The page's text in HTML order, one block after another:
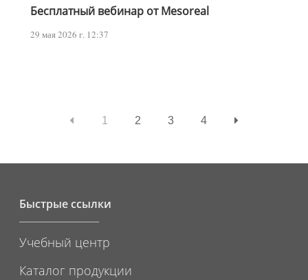
Бесплатный вебинар от Mesoreal
29 мая 2026 г. 12:37
1 2 3 4
Быстрые ссылки
Учебный центр
Каталог продукции